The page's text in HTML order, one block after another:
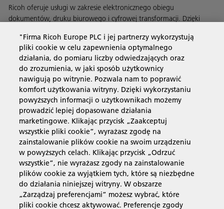
Ricoh oferuje usługi w zakresie elektronicznego obiegu
dokumentów, druku biurowego i cyfrowej transformacji. Dzięki
Dowiedz się więcej o naszej historii i naszych działaniach
Usługi biznesowe
Produkty i usługi
Wsparcie i kontakt
Materiały dodatkowe
"Firma Ricoh Europe PLC i jej partnerzy wykorzystują
pliki cookie w celu zapewnienia optymalnego
działania, do pomiaru liczby odwiedzających oraz
do zrozumienia, w jaki sposób użytkownicy
nawigują po witrynie. Pozwala nam to poprawić
komfort użytkowania witryny. Dzięki wykorzystaniu
powyższych informacji o użytkownikach możemy
prowadzić lepiej dopasowane działania
marketingowe. Klikając przycisk „Zaakceptuj
wszystkie pliki cookie”, wyrażasz zgodę na
zainstalowanie plików cookie na swoim urządzeniu
w powyższych celach. Klikając przycisk „Odrzuć
wszystkie”, nie wyrażasz zgody na zainstalowanie
plików cookie za wyjątkiem tych, które są niezbędne
do działania niniejszej witryny. W obszarze
„Zarządzaj preferencjami” możesz wybrać, które
pliki cookie chcesz aktywować. Preferencje zgody